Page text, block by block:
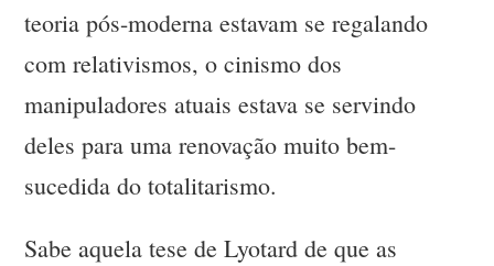
teoria pós-moderna estavam se regalando
com relativismos, o cinismo dos
manipuladores atuais estava se servindo
deles para uma renovação muito bem-
sucedida do totalitarismo.
Sabe aquela tese de Lyotard de que as